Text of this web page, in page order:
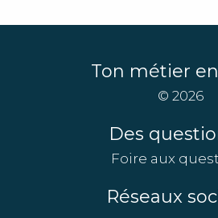
Ton métier
© 2026
Des
Foire aux
Réseaux